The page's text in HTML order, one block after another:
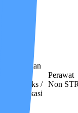
Perawatan
kompleks /
komplikasi
Perawat
Non